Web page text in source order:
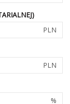
PLN
PLN
%